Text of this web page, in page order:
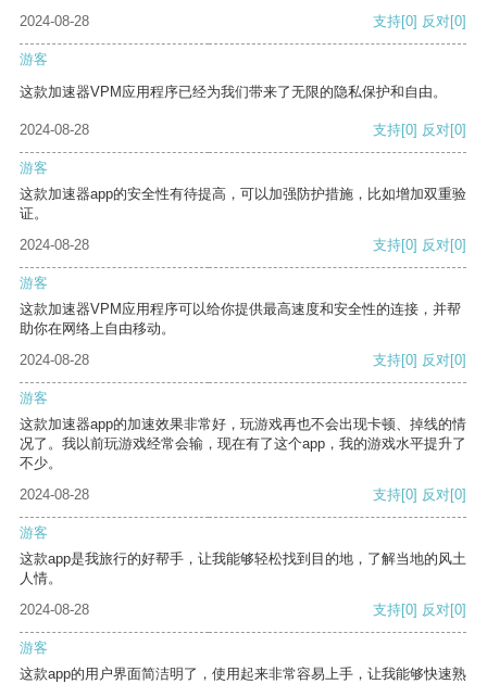
2024-08-28
支持[0] 反对[0]
游客
这款加速器VPM应用程序已经为我们带来了无限的隐私保护和自由。
2024-08-28 支持[0] 反对[0]
游客
这款加速器app的安全性有待提高，可以加强防护措施，比如增加双重验
证。
2024-08-28
支持[0] 反对[0]
游客
这款加速器VPM应用程序可以给你提供最高速度和安全性的连接，并帮
助你在网络上自由移动。
2024-08-28
支持[0] 反对[0]
游客
这款加速器app的加速效果非常好，玩游戏再也不会出现卡顿、掉线的情
况了。我以前玩游戏经常会输，现在有了这个app，我的游戏水平提升了
不少。
2024-08-28
支持[0] 反对[0]
游客
这款app是我旅行的好帮手，让我能够轻松找到目的地，了解当地的风土
人情。
2024-08-28
支持[0] 反对[0]
游客
这款app的用户界面简洁明了，使用起来非常容易上手，让我能够快速熟